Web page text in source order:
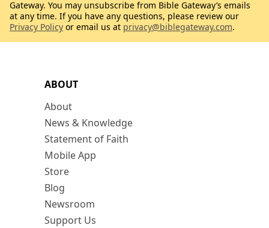
ABOUT
About
News & Knowledge
Statement of Faith
Mobile App
Store
Blog
Newsroom
Support Us
Gateway. You may unsubscribe from Bible Gateway’s emails
at any time. If you have any questions, please review our
Privacy Policy or email us at privacy@biblegateway.com.